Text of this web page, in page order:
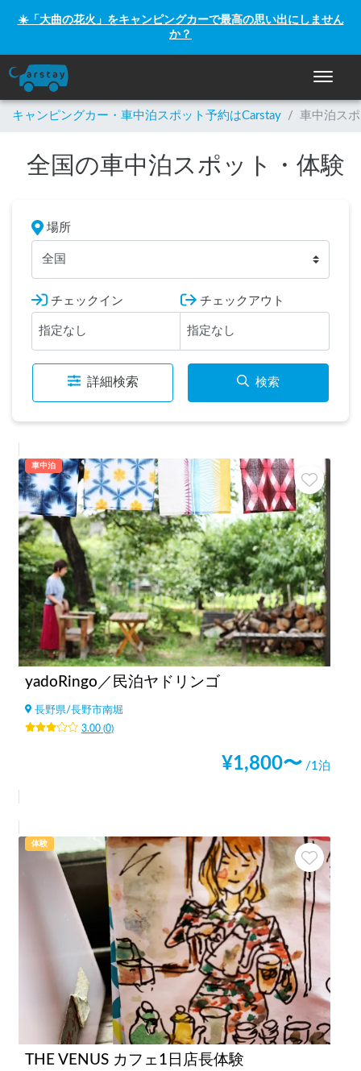
☀️「大曲の花火」をキャンピングカーで最高の思い出にしません
か？
ナビゲ
キャンピングカー・車中泊スポット予約はCarstay / 車中泊ス
全国の車中泊スポット・体験
場所
全国
チェックイン チェックアウト
詳細検索 検索
車中泊
yadoRingo／民泊ヤドリンゴ
長野県/長野市南堀
3.00(0)
¥1,800〜 /1泊
体験
THE VENUS カフェ1日店長体験